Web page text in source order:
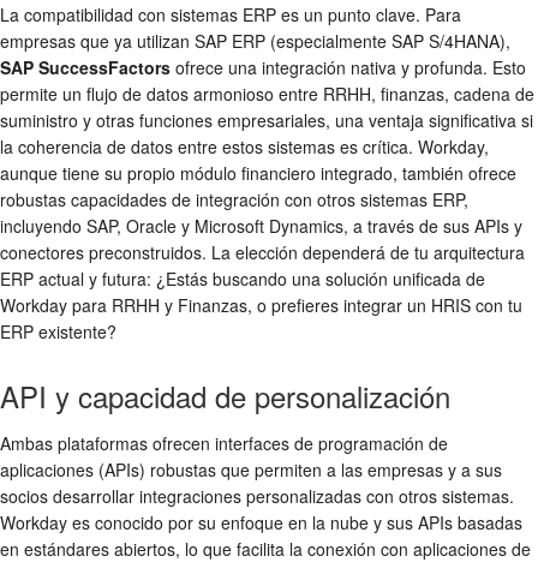
La compatibilidad con sistemas ERP es un punto clave. Para
empresas que ya utilizan SAP ERP (especialmente SAP S/4HANA),
SAP SuccessFactors ofrece una integración nativa y profunda. Esto
permite un flujo de datos armonioso entre RRHH, finanzas, cadena de
suministro y otras funciones empresariales, una ventaja significativa si
la coherencia de datos entre estos sistemas es crítica. Workday,
aunque tiene su propio módulo financiero integrado, también ofrece
robustas capacidades de integración con otros sistemas ERP,
incluyendo SAP, Oracle y Microsoft Dynamics, a través de sus APIs y
conectores preconstruidos. La elección dependerá de tu arquitectura
ERP actual y futura: ¿Estás buscando una solución unificada de
Workday para RRHH y Finanzas, o prefieres integrar un HRIS con tu
ERP existente?
API y capacidad de personalización
Ambas plataformas ofrecen interfaces de programación de
aplicaciones (APIs) robustas que permiten a las empresas y a sus
socios desarrollar integraciones personalizadas con otros sistemas.
Workday es conocido por su enfoque en la nube y sus APIs basadas
en estándares abiertos, lo que facilita la conexión con aplicaciones de